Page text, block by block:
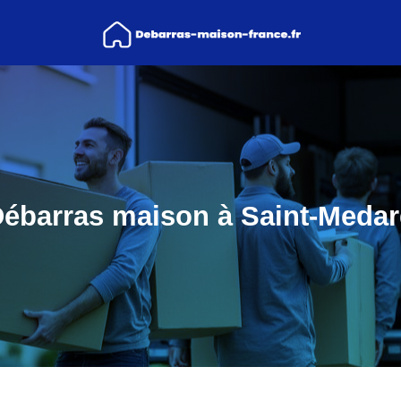
maison à Saint-